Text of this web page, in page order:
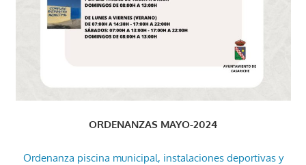
ORDENANZAS MAYO-2024
Ordenanza piscina municipal, instalaciones deportivas y